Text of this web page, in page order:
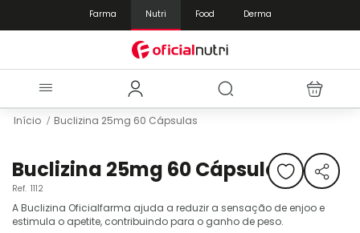
Farma Nutri Food Derma
Início Buclizina 25mg 60 Cápsulas
Buclizina 25mg 60 Cápsulas
Ref. 1112
A Buclizina Oficialfarma ajuda a reduzir a sensação de enjoo e
estimula o apetite, contribuindo para o ganho de peso.
para
o
final
da
Galeria
para
o
início
da
Galeria